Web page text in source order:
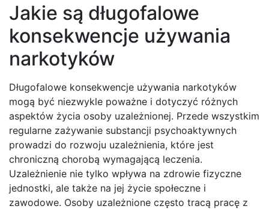
Jakie są długofalowe
konsekwencje używania
narkotyków
Długofalowe konsekwencje używania narkotyków
mogą być niezwykle poważne i dotyczyć różnych
aspektów życia osoby uzależnionej. Przede wszystkim
regularne zażywanie substancji psychoaktywnych
prowadzi do rozwoju uzależnienia, które jest
chroniczną chorobą wymagającą leczenia.
Uzależnienie nie tylko wpływa na zdrowie fizyczne
jednostki, ale także na jej życie społeczne i
zawodowe. Osoby uzależnione często tracą pracę z